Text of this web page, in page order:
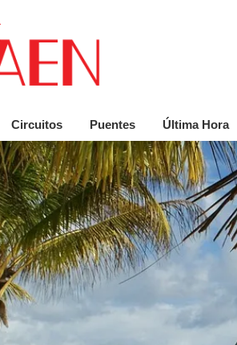
Circuitos Puentes Última Hora